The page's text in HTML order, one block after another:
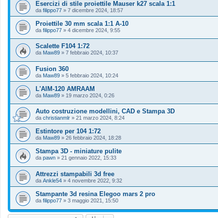
Esercizi di stile proiettile Mauser k27 scala 1:1
da filippo77 » 7 dicembre 2024, 18:57
Proiettile 30 mm scala 1:1 A-10
da filippo77 » 4 dicembre 2024, 9:55
Scalette F104 1:72
da Maw89 » 7 febbraio 2024, 10:37
Fusion 360
da Maw89 » 5 febbraio 2024, 10:24
L'AIM-120 AMRAAM
da Maw89 » 19 marzo 2024, 0:26
Auto costruzione modellini, CAD e Stampa 3D
da christianmlr » 21 marzo 2024, 8:24
Estintore per 104 1:72
da Maw89 » 26 febbraio 2024, 18:28
Stampa 3D - miniature pulite
da pawn » 21 gennaio 2022, 15:33
Attrezzi stampabili 3d free
da Ankle54 » 4 novembre 2022, 9:32
Stampante 3d resina Elegoo mars 2 pro
da filippo77 » 3 maggio 2021, 15:50